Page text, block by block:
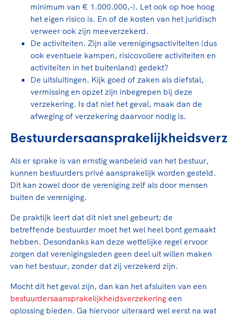
minimum van € 1.000.000,-). Let ook op hoe hoog
het eigen risico is. En of de kosten van het juridisch
verweer ook zijn meeverzekerd.
De activiteiten. Zijn alle verenigingsactiviteiten (dus
ook eventuele kampen, risicovollere activiteiten en
activiteiten in het buitenland) gedekt?
De uitsluitingen. Kijk goed of zaken als diefstal,
vermissing en opzet zijn inbegrepen bij deze
verzekering. Is dat niet het geval, maak dan de
afweging of verzekering daarvoor nodig is.
Als er sprake is van ernstig wanbeleid van het bestuur,
kunnen bestuurders privé aansprakelijk worden gesteld.
Dit kan zowel door de vereniging zelf als door mensen
buiten de vereniging.
De praktijk leert dat dit niet snel gebeurt; de
betreffende bestuurder moet het wel heel bont gemaakt
hebben. Desondanks kan deze wettelijke regel ervoor
zorgen dat verenigingsleden geen deel uit willen maken
van het bestuur, zonder dat zij verzekerd zijn.
Mocht dit het geval zijn, dan kan het afsluiten van een
bestuurdersaansprakelijkheidsverzekering een
oplossing bieden. Ga hiervoor uiteraard wel eerst na wat